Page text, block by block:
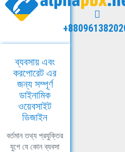
ব্যবসায় এবং
করপোরেট এর
জন্য সম্পূর্ণ
ডাইনামিক
ওয়েবসাইট
ডিজাইন
বর্তমান তথ্য প্রযুক্তির
যুগে যে কোন ব্যবসা